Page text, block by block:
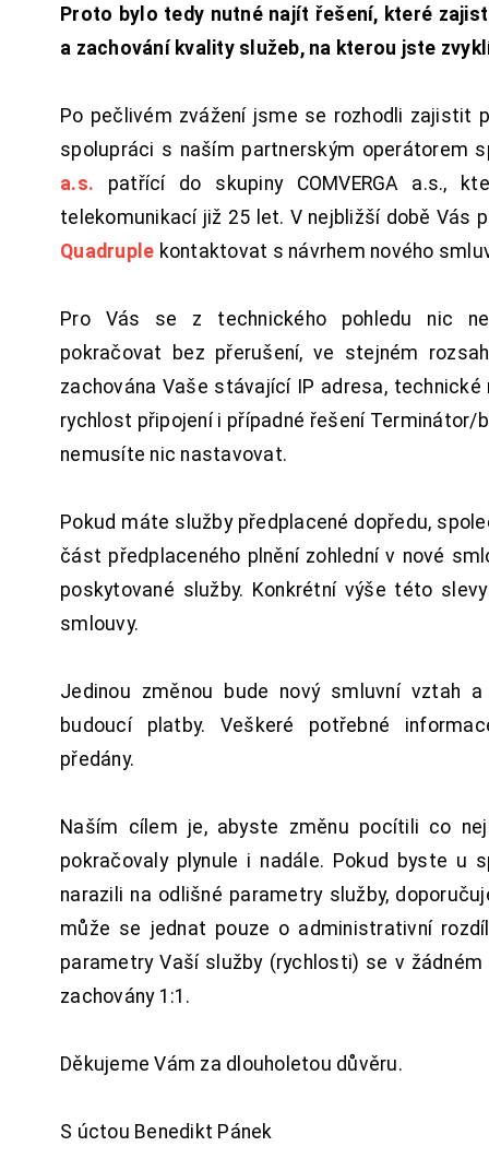
Proto bylo tedy nutné najít řešení, které
a zachování kvality služeb, na kterou jste
Po pečlivém zvážení jsme se rozhodli zajistit
spolupráci s naším partnerským operátorem
a.s. patřící do skupiny COMVERGA a.s.,
telekomunikací již 25 let. V nejbližší době Vás
Quadruple kontaktovat s návrhem nového
Pro Vás se z technického pohledu nic
pokračovat bez přerušení, ve stejném
zachována Vaše stávající IP adresa, technické
rychlost připojení i případné řešení Terminátor/
nemusíte nic nastavovat.
Pokud máte služby předplacené dopředu,
část předplaceného plnění zohlední v nové
poskytované služby. Konkrétní výše této
smlouvy.
Jedinou změnou bude nový smluvní vztah
budoucí platby. Veškeré potřebné
předány.
Naším cílem je, abyste změnu pocítili co
pokračovaly plynule i nadále. Pokud byste u
narazili na odlišné parametry služby,
může se jednat pouze o administrativní
parametry Vaší služby (rychlosti) se v
zachovány 1:1.
Děkujeme Vám za dlouholetou důvěru.
S úctou Benedikt Pánek